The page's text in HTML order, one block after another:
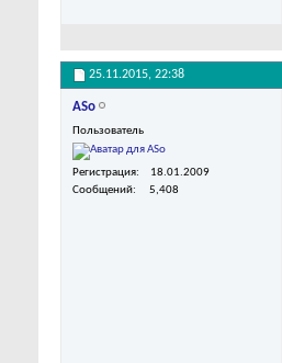
25.11.2015, 22:38
ASo
Пользователь
Регистрация
18.01.2009
Сообщений
5,408